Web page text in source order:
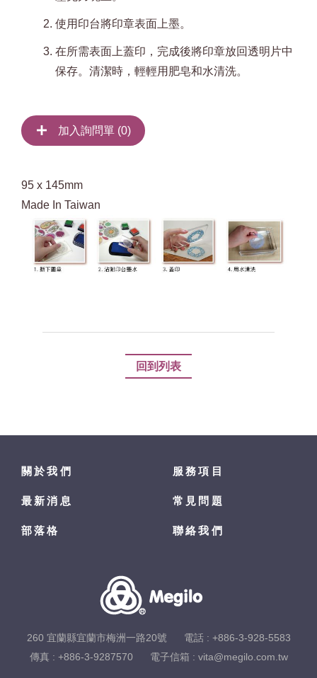
使用印台將印章表面上墨。
在所需表面上蓋印，完成後將印章放回透明片中
保存。清潔時，輕輕用肥皂和水清洗。
加入詢問單 (0)
95 x 145mm
Made In Taiwan
回到列表
關於我們 服務項目
最新消息 常見問題
部落格 聯絡我們
260 宜蘭縣宜蘭市梅洲一路20號 電話 : +886-3-928-5583
傳真 : +886-3-9287570
電子信箱 : vita@megilo.com.tw